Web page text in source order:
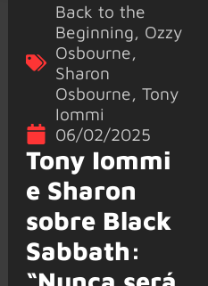
Back to the
Beginning, Ozzy
Osbourne,
Sharon
Osbourne, Tony
Iommi
06/02/2025
Tony Iommi
e Sharon
sobre Black
Sabbath: